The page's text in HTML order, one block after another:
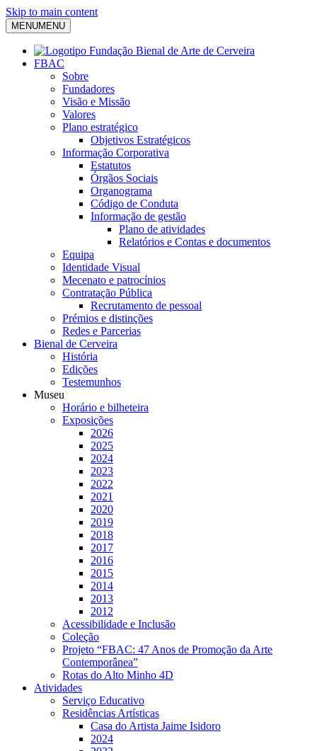
Skip to main content
MENUMENU
FBAC
Sobre
Fundadores
Visão e Missão
Valores
Plano estratégico
Objetivos Estratégicos
Informação Corporativa
Estatutos
Órgãos Sociais
Organograma
Código de Conduta
Informação de gestão
Plano de atividades
Relatórios e Contas e documentos
Equipa
Identidade Visual
Mecenato e patrocínios
Contratação Pública
Recrutamento de pessoal
Prémios e distinções
Redes e Parcerias
Bienal de Cerveira
História
Edições
Testemunhos
Museu
Horário e bilheteira
Exposições
2026
2025
2024
2023
2022
2021
2020
2019
2018
2017
2016
2015
2014
2013
2012
Acessibilidade e Inclusão
Coleção
Projeto “FBAC: 47 Anos de Promoção da Arte
Contemporânea”
Rotas do Alto Minho 4D
Atividades
Serviço Educativo
Residências Artísticas
Casa do Artista Jaime Isidoro
2024